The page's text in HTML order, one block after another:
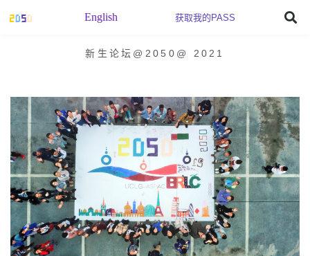
English 获取我的PASS
新生论坛@2050 @ 2021